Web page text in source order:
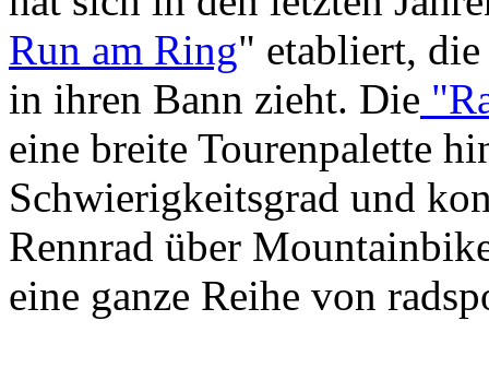
Run am Ring" etabliert,
in ihren Bann zieht. Die
eine breite Tourenpalette
Schwierigkeitsgrad und
Rennrad über
eine ganze Reihe von